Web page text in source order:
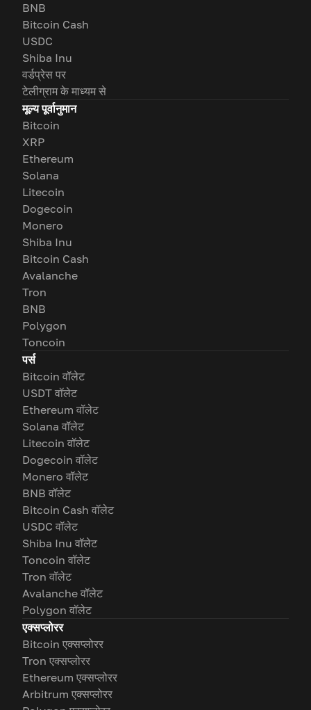
BNB
Bitcoin Cash
USDC
Shiba Inu
वर्डप्रेस पर
टेलीग्राम के माध्यम से
मूल्य पूर्वानुमान
Bitcoin
XRP
Ethereum
Solana
Litecoin
Dogecoin
Monero
Shiba Inu
Bitcoin Cash
Avalanche
Tron
BNB
Polygon
Toncoin
पर्स
Bitcoin वॉलेट
USDT वॉलेट
Ethereum वॉलेट
Solana वॉलेट
Litecoin वॉलेट
Dogecoin वॉलेट
Monero वॉलेट
BNB वॉलेट
Bitcoin Cash वॉलेट
USDC वॉलेट
Shiba Inu वॉलेट
Toncoin वॉलेट
Tron वॉलेट
Avalanche वॉलेट
Polygon वॉलेट
एक्सप्लोरर
Bitcoin एक्सप्लोरर
Tron एक्सप्लोरर
Ethereum एक्सप्लोरर
Arbitrum एक्सप्लोरर